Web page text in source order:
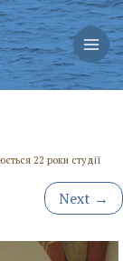
22 роки студії
Next →